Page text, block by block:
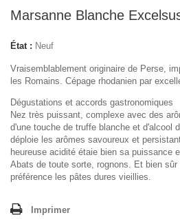
Marsanne Blanche
État : Neuf
Vraisemblablement originaire de Perse,
les Romains. Cépage rhodanien par
Dégustations et accords gastronomiques
Nez très puissant, complexe avec des
d'une touche de truffe blanche et d'alcool
déploie les arômes savoureux et
heureuse acidité étaie bien sa puissance
Abats de toute sorte, rognons. Et bien
préférence les pâtes dures vieillies.
Imprimer